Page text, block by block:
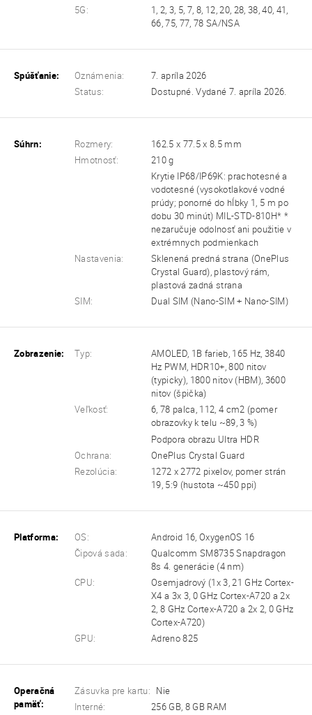
5G:
1, 2, 3, 5, 7, 8, 12, 20, 28, 38, 40, 41,
66, 75, 77, 78 SA/NSA
Spúšťanie: Oznámenia:
7. apríla 2026
Status:
Dostupné. Vydané 7. apríla 2026.
Súhrn: Rozmery:
162.5 x 77.5 x 8.5 mm
Hmotnosť:
210 g
Krytie IP68/IP69K: prachotesné a
vodotesné (vysokotlakové vodné
prúdy; ponorné do hĺbky 1, 5 m po
dobu 30 minút) MIL-STD-810H* *
nezaručuje odolnosť ani použitie v
extrémnych podmienkach
Nastavenia:
Sklenená predná strana (OnePlus
Crystal Guard), plastový rám,
plastová zadná strana
SIM:
Dual SIM (Nano-SIM + Nano-SIM)
Zobrazenie: Typ:
AMOLED, 1B farieb, 165 Hz, 3840
Hz PWM, HDR10+, 800 nitov
(typicky), 1800 nitov (HBM), 3600
nitov (špička)
Veľkosť:
6, 78 palca, 112, 4 cm2 (pomer
obrazovky k telu ~89, 3 %)
Podpora obrazu Ultra HDR
Ochrana:
OnePlus Crystal Guard
Rezolúcia:
1272 x 2772 pixelov, pomer strán
19, 5:9 (hustota ~450 ppi)
Platforma: OS:
Android 16, OxygenOS 16
Čipová sada:
Qualcomm SM8735 Snapdragon
8s 4. generácie (4 nm)
CPU:
Osemjadrový (1x 3, 21 GHz Cortex-
X4 a 3x 3, 0 GHz Cortex-A720 a 2x
2, 8 GHz Cortex-A720 a 2x 2, 0 GHz
Cortex-A720)
GPU:
Adreno 825
Operačná
pamäť:
Zásuvka pre kartu:
Nie
Interné:
256 GB, 8 GB RAM